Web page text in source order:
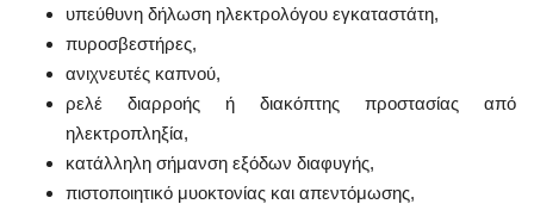
υπεύθυνη δήλωση ηλεκτρολόγου εγκαταστάτη,
πυροσβεστήρες,
ανιχνευτές καπνού,
ρελέ διαρροής ή διακόπτης προστασίας από
ηλεκτροπληξία,
κατάλληλη σήμανση εξόδων διαφυγής,
πιστοποιητικό μυοκτονίας και απεντόμωσης,